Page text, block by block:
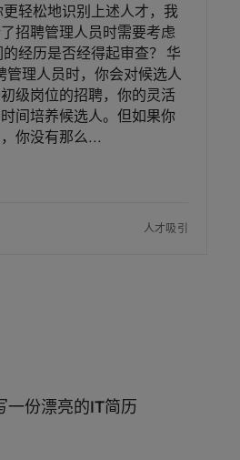
轻松地识别上述人才，我
招聘管理人员时需要考虑
经历是否经得起审查？ 华
管理人员时，你会对候选人
级岗位的招聘，你的灵活
间培养候选人。但如果你
你没有那么
人才吸引
一份漂亮的IT简历